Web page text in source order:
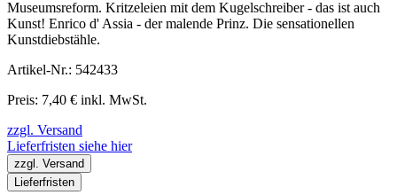
Museumsreform. Kritzeleien mit dem Kugelschreiber - das ist auch
Kunst! Enrico d' Assia - der malende Prinz. Die sensationellen
Kunstdiebstähle.
Artikel-Nr.: 542433
Preis: 7,40 € inkl. MwSt.
zzgl. Versand
Lieferfristen siehe hier
zzgl. Versand
Lieferfristen